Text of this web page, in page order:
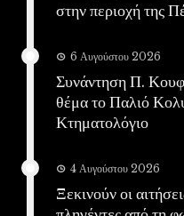
στην περιοχή της
6 Αυγούστου 2026
Συνάντηση Π.
θέμα το Παλιό
Κτηματολόγιο
4 Αυγούστου 2026
Ξεκινούν οι